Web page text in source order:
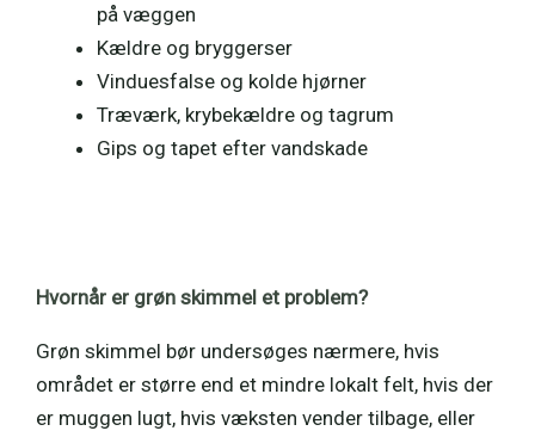
på væggen
Kældre og bryggerser
Vinduesfalse og kolde hjørner
Træværk, krybekældre og tagrum
Gips og tapet efter vandskade
Hvornår er grøn skimmel et problem?
Grøn skimmel bør undersøges nærmere, hvis
området er større end et mindre lokalt felt, hvis der
er muggen lugt, hvis væksten vender tilbage, eller